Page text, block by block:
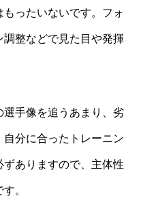
ったいないです。フォ
整などで見た目や発揮
手像を追うあまり、劣
分に合ったトレーニン
ありますので、主体性
。